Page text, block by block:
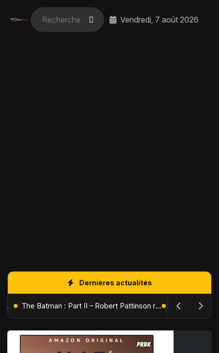
Vendredi, 7 août 2026
Dernières actualités
L'Âge de Glace : Le Réveil du Volcan – Manny, Sid et Diego de retour pour une aventure explosive The Batman : Part II – Robert Pattinson replonge dans les ténèbres de Gotham dès octobre 2027